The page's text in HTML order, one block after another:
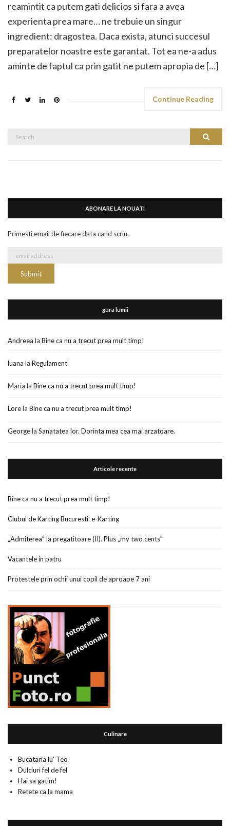
reamintit ca putem gati delicios si fara a avea
experienta prea mare… ne trebuie un singur
ingredient: dragostea. Daca exista, atunci succesul
preparatelor noastre este garantat. Tot ea ne-a adus
aminte de faptul ca prin gatit ne putem apropia de […]
Continue Reading
Search
ABONARE LA NOUATI
Primesti email de fiecare data cand scriu.
gura lumii
Andreea la Bine ca nu a trecut prea mult timp!
luana la Regulament
Maria la Bine ca nu a trecut prea mult timp!
Lorela Bine ca nu a trecut prea mult timp!
Georgela Sanatatea lor. Dorinta mea cea mai arzatoare.
Articole recente
Bine ca nu a trecut prea mult timp!
Clubul de Karting Bucuresti. e-Karting
„Admiterea” la pregatitoare (II). Plus „my two cents”
Vacantele in patru
Protestele prin ochii unui copil de aproape 7 ani
Culinare
Bucataria lu' Teo
Dulciuri fel de fel
Hai sa gatim!
Retete ca la mama